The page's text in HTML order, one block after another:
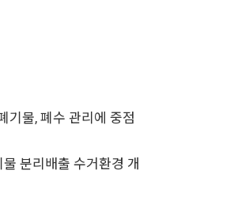
기물, 폐수 관리에 중점
분리배출 수거환경 개